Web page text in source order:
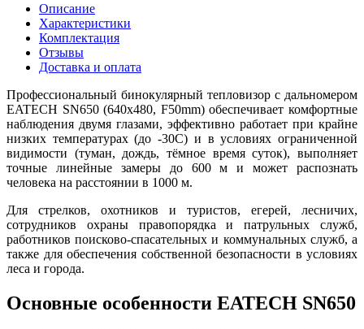
Описание
Характеристики
Комплектация
Отзывы
Доставка и оплата
Профессиональный бинокулярный тепловизор с дальномером
EATECH SN650 (640x480, F50mm) обеспечивает комфортные
наблюдения двумя глазами, эффективно работает при крайне
низких температурах (до -30C) и в условиях ограниченной
видимости (туман, дождь, тёмное время суток), выполняет
точные линейные замеры до 600 м и может распознать
человека на расстоянии в 1000 м.
Для стрелков, охотников и туристов, егерей, лесничих,
сотрудников охраны правопорядка и патрульных служб,
работников поисково-спасательных и коммунальных служб, а
также для обеспечения собственной безопасности в условиях
леса и города.
Основные особенности EATECH SN650